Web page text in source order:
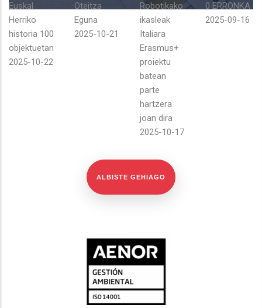
Euskal
Herriko
historia 100
objektuetan
2025-10-22
Oteitza
Eguna
2025-10-21
Robotikako
ikasleak
Italiara
Erasmus+
proiektu
batean
parte
hartzera
joan dira
2025-10-17
0 ERRONKA
2025-09-16
ALBISTE GEHIAGO